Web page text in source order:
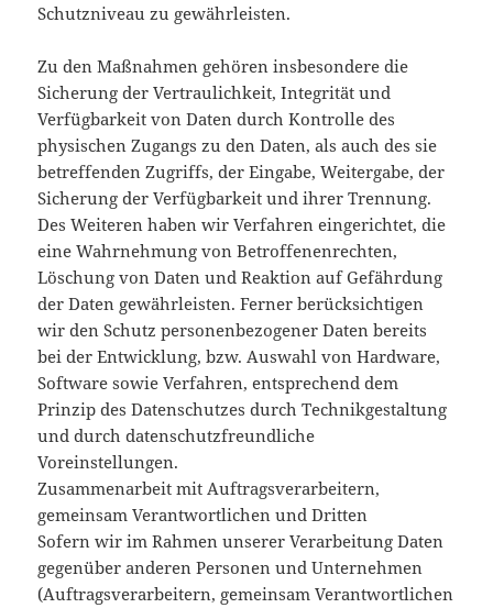
Schutzniveau zu gewährleisten.
Zu den Maßnahmen gehören insbesondere die
Sicherung der Vertraulichkeit, Integrität und
Verfügbarkeit von Daten durch Kontrolle des
physischen Zugangs zu den Daten, als auch des sie
betreffenden Zugriffs, der Eingabe, Weitergabe, der
Sicherung der Verfügbarkeit und ihrer Trennung.
Des Weiteren haben wir Verfahren eingerichtet, die
eine Wahrnehmung von Betroffenenrechten,
Löschung von Daten und Reaktion auf Gefährdung
der Daten gewährleisten. Ferner berücksichtigen
wir den Schutz personenbezogener Daten bereits
bei der Entwicklung, bzw. Auswahl von Hardware,
Software sowie Verfahren, entsprechend dem
Prinzip des Datenschutzes durch Technikgestaltung
und durch datenschutzfreundliche
Voreinstellungen.
Zusammenarbeit mit Auftragsverarbeitern,
gemeinsam Verantwortlichen und Dritten
Sofern wir im Rahmen unserer Verarbeitung Daten
gegenüber anderen Personen und Unternehmen
(Auftragsverarbeitern, gemeinsam Verantwortlichen